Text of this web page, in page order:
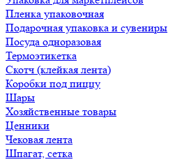
Пленка упаковочная
Подарочная упаковка и сувениры
Посуда одноразовая
Термоэтикетка
Скотч (клейкая лента)
Коробки под пиццу
Шары
Хозяйственные товары
Ценники
Чековая лента
Шпагат, сетка